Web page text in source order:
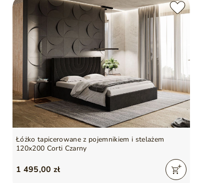
Łóżko tapicerowane z pojemnikiem i stelażem
120x200 Corti Czarny
1 495,00 zł